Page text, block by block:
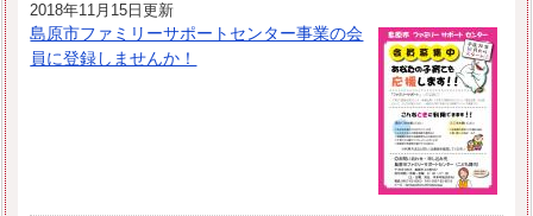
2018年11月15日更新
島原市ファミリーサポートセンター事業の会
員に登録しませんか！